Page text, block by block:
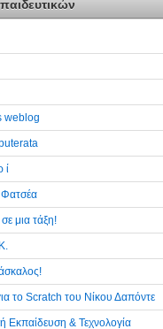
weblog
ί
Φατσέα
μια τάξη!
το Scratch του Νίκου Δαπόντε
Εκπαίδευση & Τεχνολογία